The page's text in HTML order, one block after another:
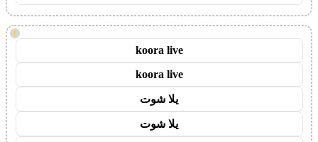
!
koora live
koora live
يلا شوت
يلا شوت